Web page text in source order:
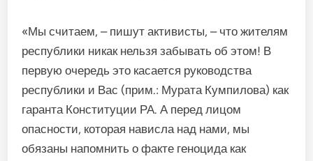
«Мы считаем, – пишут активисты, – что жителям
республики никак нельзя забывать об этом! В
первую очередь это касается руководства
республики и Вас (прим.: Мурата Кумпилова) как
гаранта Конституции РА. А перед лицом
опасности, которая нависла над нами, мы
обязаны напомнить о факте геноцида как